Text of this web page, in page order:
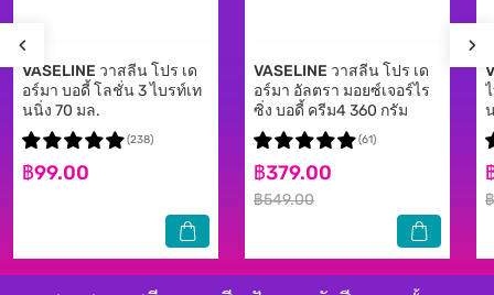
VASELINE วาสลีน โปร เด
อร์มา บอดี้ โลชั่น 3 ไบรท์เท
นนิ่ง 70 มล.
฿99.00
(238)
VASELINE วาสลีน โปร เด
อร์มา อัลตรา มอยซ์เจอร์ไร
ซิ่ง บอดี้ ครีม4 360 กรัม
฿379.00
฿549.00
(61)